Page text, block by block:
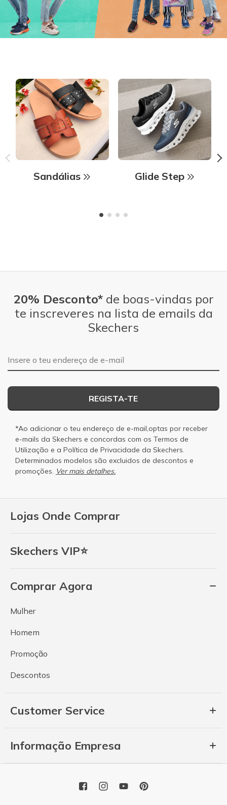
Sandálias Glide Step
Lojas Onde Comprar
Skechers VIP⭐
Comprar Agora
Mulher
Homem
Promoção
Descontos
Customer Service
Informação Empresa
20% Desconto*de boas-vindas por
te inscreveres na lista de emails da
Skechers
Endereço de e-mail
REGISTA-TE
*Ao adicionar o teu endereço de e-mail,optas por receber
e-mails da Skechers e concordas com os Termos de
Utilização e a Política de Privacidade da Skechers.
Determinados modelos são excluidos de descontos e
promoções. Ver mais detalhes.